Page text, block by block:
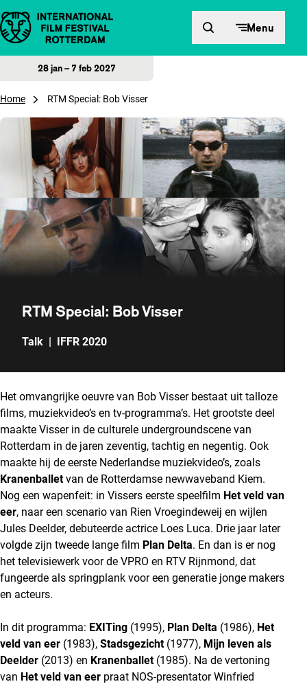
Direct naar inhoud Menu
28 jan – 7 feb 2027
Home RTM Special: Bob Visser
RTM Special: Bob Visser
Talk | IFFR 2020
Het omvangrijke oeuvre van Bob Visser bestaat uit talloze
films, muziekvideo’s en tv-programma’s. Het grootste deel
maakte Visser in de culturele undergroundscene van
Rotterdam in de jaren zeventig, tachtig en negentig. Ook
maakte hij de eerste Nederlandse muziekvideo’s, zoals
Kranenballet van de Rotterdamse newwaveband Kiem.
Nog een wapenfeit: in Vissers eerste speelfilm Het veld van
eer, naar een scenario van Rien Vroegindeweij en wijlen
Jules Deelder, debuteerde actrice Loes Luca. Drie jaar later
volgde zijn tweede lange film Plan Delta. En dan is er nog
het televisiewerk voor de VPRO en RTV Rijnmond, dat
fungeerde als springplank voor een generatie jonge makers
en acteurs.
In dit programma: EXITing (1995), Plan Delta (1986), Het
veld van eer (1983), Stadsgezicht (1977), Mijn leven als
Deelder (2013) en Kranenballet (1985). Na de vertoning
van Het veld van eer praat NOS-presentator Winfried